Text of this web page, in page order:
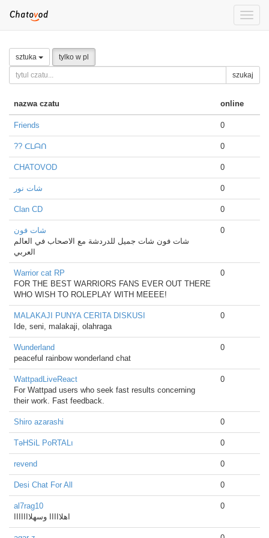
Toggle
sztuka tylko w pl
szukaj
nazwa czatu online
Friends 0
?? ᑕᒪᗩᑎ 0
CHATOVOD 0
شات نور 0
Clan CD 0
شات فون
شات فون شات جميل للدردشة مع الاصحاب في العالم
العربي
0
Warrior cat RP
FOR THE BEST WARRIORS FANS EVER OUT THERE
WHO WISH TO ROLEPLAY WITH MEEEE!
0
MALAKAJI PUNYA CERITA DISKUSI
Ide, seni, malakaji, olahraga
0
Wunderland
peaceful rainbow wonderland chat
0
WattpadLiveReact
For Wattpad users who seek fast results concerning
their work. Fast feedback.
0
Shiro azarashi 0
TəHSiL PoRTALı 0
revend 0
Desi Chat For All 0
al7rag10
اهلااااا وسهلااااااا
0